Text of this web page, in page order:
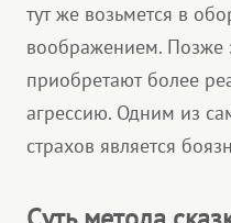
тут же возьмется в
воображением. Позже
приобретают более
агрессию. Одним из
страхов является